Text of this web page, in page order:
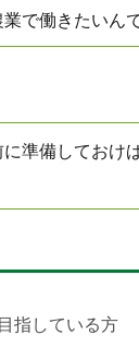
で働きたいん
準備しておけ
指している方